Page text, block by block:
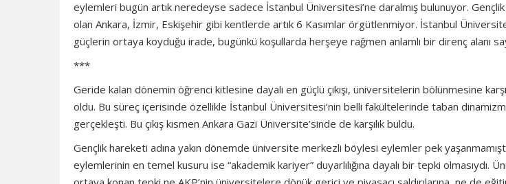
eylemleri bugün artık neredeyse sadece İstanbul Üniversitesi’ne daralmış bulunuyor.
olan Ankara, İzmir, Eskişehir gibi kentlerde artık 6 Kasımlar örgütlenmiyor. İstanbul
güçlerin ortaya koyduğu irade, bugünkü koşullarda herşeye rağmen anlamlı bir direnç alanı
***
Geride kalan dönemin öğrenci kitlesine dayalı en güçlü çıkışı, üniversitelerin bölünmesine
oldu. Bu süreç içerisinde özellikle İstanbul Üniversitesi’nin belli fakültelerinde taban
gerçekleşti. Bu çıkış kısmen Ankara Gazi Üniversite’sinde de karşılık buldu.
Gençlik hareketi adına yakın dönemde üniversite merkezli böylesi eylemler pek
eylemlerinin en temel kusuru ise “akademik kariyer” duyarlılığına dayalı bir tepki olmasıydı.